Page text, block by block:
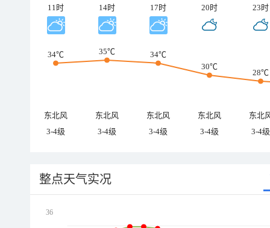
11时 14时 17时 20时 23时
34℃ 35℃
34℃
30℃
28℃
东北风 东北风 东北风 东北风
东北
3-4级
3-4级 3-4级 3-4级 3-4级
整点天气实况
36